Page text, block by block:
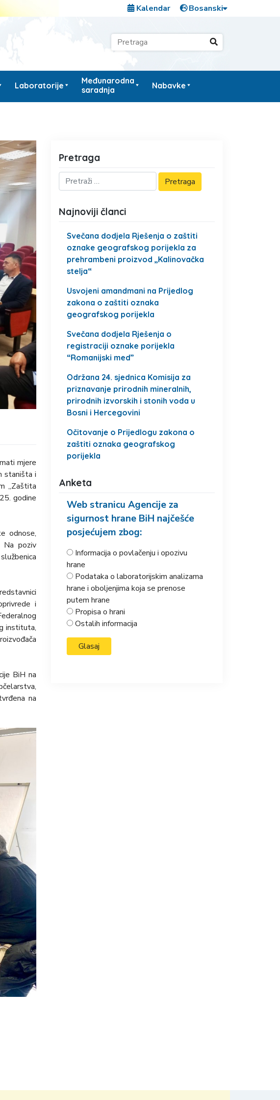
Kalendar
Laboratorije
Međunarodna
saradnja
Nabavke
mjere
staništa i
„Zaštita
godine
odnose,
Na poziv
i
instituta,
BiH na
na
Pretraga
Najnoviji članci
Svečana dodjela Rješenja o zaštiti
oznake geografskog porijekla za
prehrambeni proizvod „Kalinovačka
stelja“
Usvojeni amandmani na Prijedlog
zakona o zaštiti oznaka
geografskog porijekla
Svečana dodjela Rješenja o
registraciji oznake porijekla
“Romanijski med”
Održana 24. sjednica Komisija za
priznavanje prirodnih mineralnih,
prirodnih izvorskih i stonih voda u
Bosni i Hercegovini
Očitovanje o Prijedlogu zakona o
zaštiti oznaka geografskog
porijekla
Anketa
Web stranicu Agencije za
sigurnost hrane BiH najčešće
posjećujem zbog:
Informacija o povlačenju i opozivu
hrane
Podataka o laboratorijskim analizama
hrane i oboljenjima koja se prenose
putem hrane
Propisa o hrani
Ostalih informacija